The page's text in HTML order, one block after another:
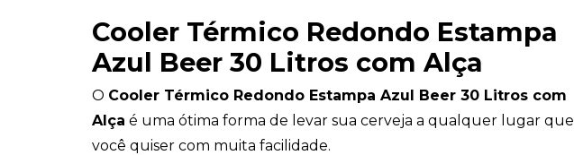
Cooler Térmico Redondo Estampa
Azul Beer 30 Litros com Alça
O Cooler Térmico Redondo Estampa Azul Beer 30 Litros com
Alça é uma ótima forma de levar sua cerveja a qualquer lugar que
você quiser com muita facilidade.